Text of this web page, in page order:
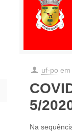
uf-po em
5/
Na